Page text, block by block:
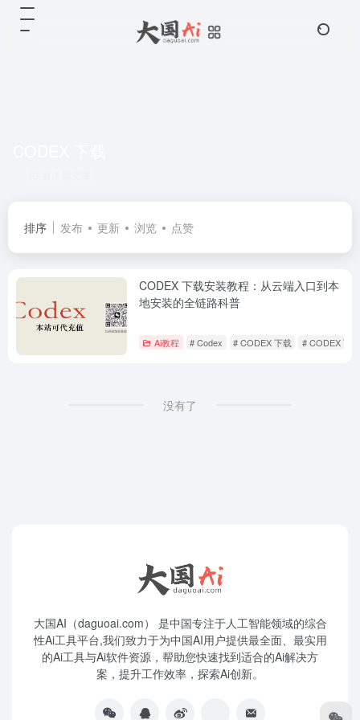
排序 发布 更新 浏览 点赞
CODEX 下载安装教程：从云端入口到本
地安装的全链路科普
Ai教程 # Codex # CODEX 下载 # CODEX 下
没有了
大国AI（daguoai.com） 是中国专注于人工智能领域的综合
性Ai工具平台,我们致力于为中国AI用户提供最全面、最实用
的Ai工具与Ai软件资源，帮助您快速找到适合的Ai解决方
案，提升工作效率，探索Ai创新。